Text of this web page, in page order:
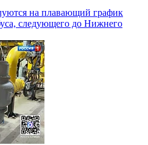
на плавающий график
следующего до Нижнего